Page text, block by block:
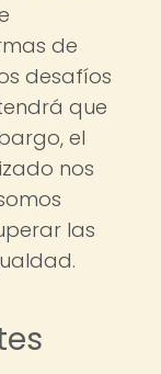
de
desafíos
que
el
nos
las